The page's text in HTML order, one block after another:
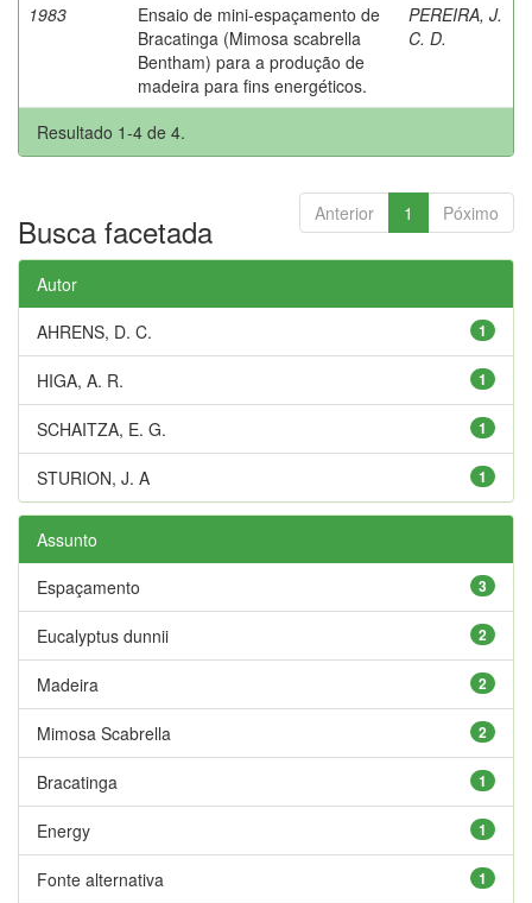
1983
Ensaio de mini-espaçamento de
Bracatinga (Mimosa scabrella
Bentham) para a produção de
madeira para fins energéticos.
PEREIRA, J.
C. D.
Resultado 1-4 de 4.
Anterior 1 Póximo
Busca facetada
Autor
1
AHRENS, D. C.
1
HIGA, A. R.
1
SCHAITZA, E. G.
1
STURION, J. A
Assunto
3
Espaçamento
2
Eucalyptus dunnii
2
Madeira
2
Mimosa Scabrella
1
Bracatinga
1
Energy
1
Fonte alternativa